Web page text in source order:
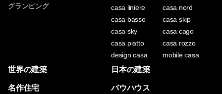
グランピング
casa liniere
casa nord
casa basso
casa skip
casa sky
casa cago
casa piatto
casa rozzo
design casa
mobile casa
世界の建築 日本の建築
名作住宅 バウハウス